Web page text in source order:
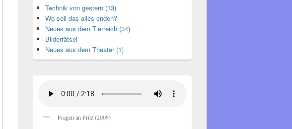
Technik von gestern (13)
Wo soll das alles enden?
Neues aus dem Tierreich (34)
Bilderrätsel
Neues aus dem Theater (1)
Fragen an Fritz (2009)